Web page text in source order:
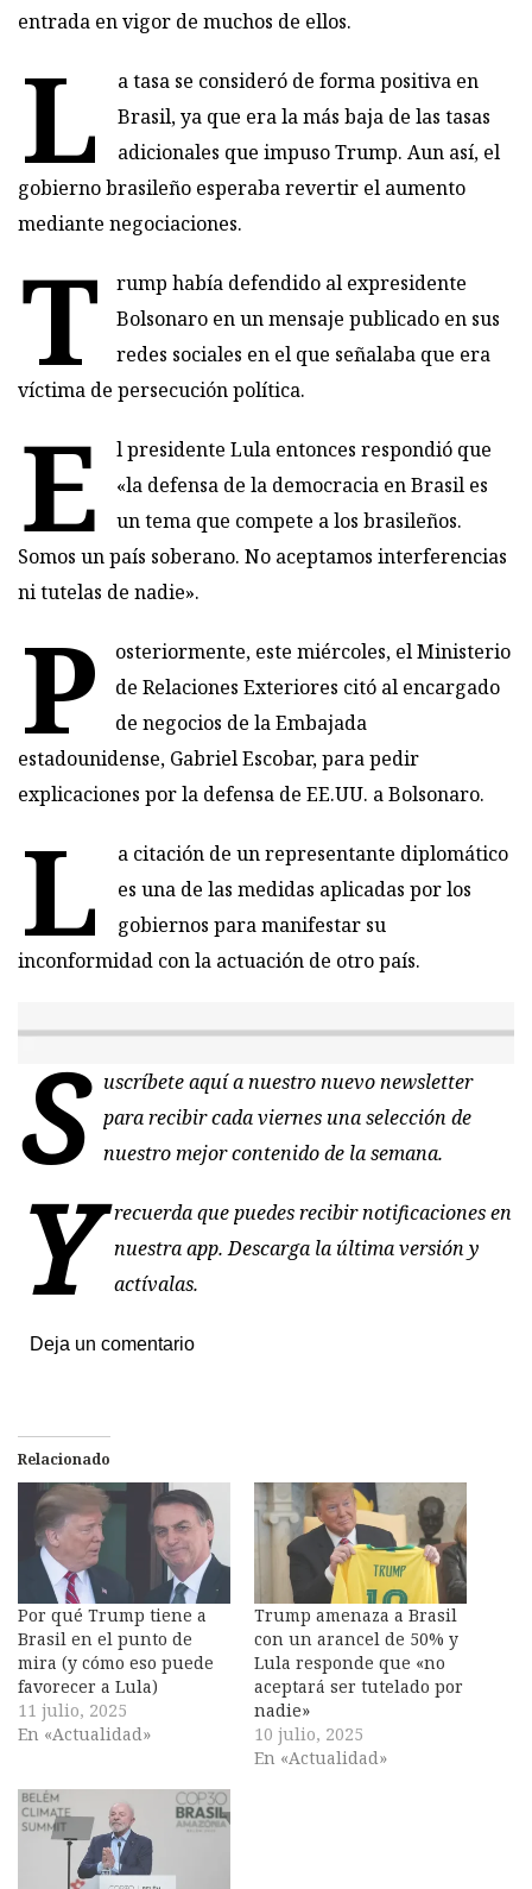
entrada en vigor de muchos de ellos.
L
a tasa se consideró de forma positiva en
Brasil, ya que era la más baja de las tasas
adicionales que impuso Trump. Aun así, el
gobierno brasileño esperaba revertir el aumento
mediante negociaciones.
T
rump había defendido al expresidente
Bolsonaro en un mensaje publicado en sus
redes sociales en el que señalaba que era
víctima de persecución política.
E
l presidente Lula entonces respondió que
«la defensa de la democracia en Brasil es
un tema que compete a los brasileños.
Somos un país soberano. No aceptamos interferencias
ni tutelas de nadie».
P
osteriormente, este miércoles, el Ministerio
de Relaciones Exteriores citó al encargado
de negocios de la Embajada
estadounidense, Gabriel Escobar, para pedir
explicaciones por la defensa de EE.UU. a Bolsonaro.
L
a citación de un representante diplomático
es una de las medidas aplicadas por los
gobiernos para manifestar su
inconformidad con la actuación de otro país.
S uscríbete aquía nuestro nuevo newsletter
para recibir cada viernes una selección de
nuestro mejor contenido de la semana.
Y
recuerda que puedes recibir notificaciones en
nuestra app. Descarga la última versión y
actívalas.
Deja un comentario
Relacionado
Por qué Trump tiene a
Brasil en el punto de
mira (y cómo eso puede
favorecer a Lula)
11 julio, 2025
En «Actualidad»
Trump amenaza a Brasil
con un arancel de 50% y
Lula responde que «no
aceptará ser tutelado por
nadie»
10 julio, 2025
En «Actualidad»